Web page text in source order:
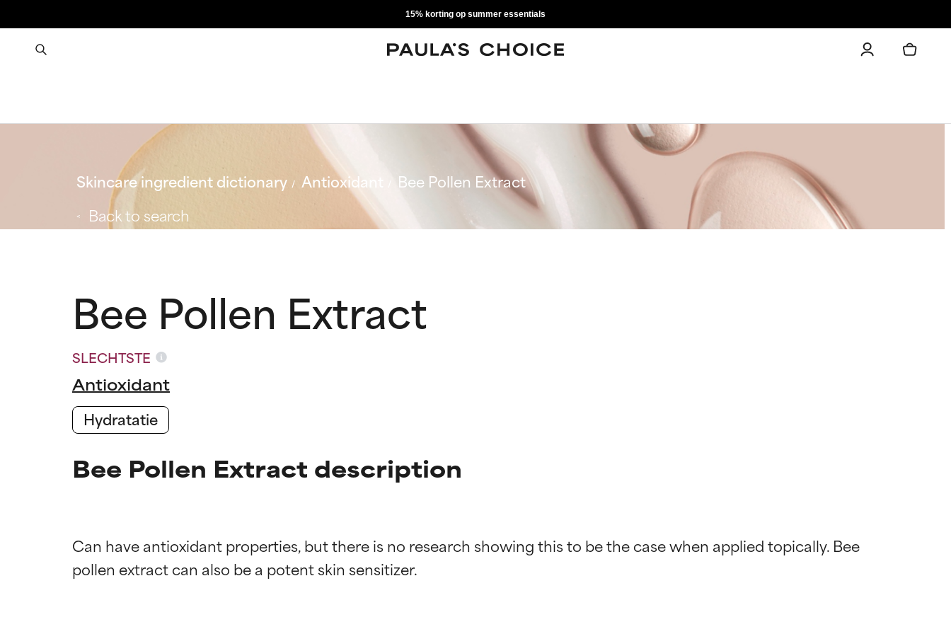
15% korting op summer essentials
Skincare ingredient dictionary Antioxidant
Bee Pollen Extract
Back to search
Bee Pollen Extract
SLECHTSTE
Antioxidant
Hydratatie
Bee Pollen Extract description
Can have antioxidant properties, but there is no research showing this to be the case when applied topically. Bee